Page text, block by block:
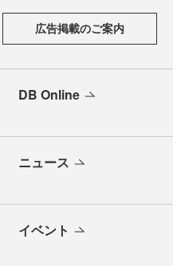
広告掲載のご案内
DB Online
ニュース
イベント